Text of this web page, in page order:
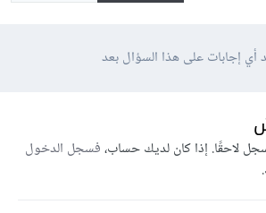
أي إجابات على هذا السؤال بعد
لاحقًا. إذا كان لديك حساب،فسجل الدخول